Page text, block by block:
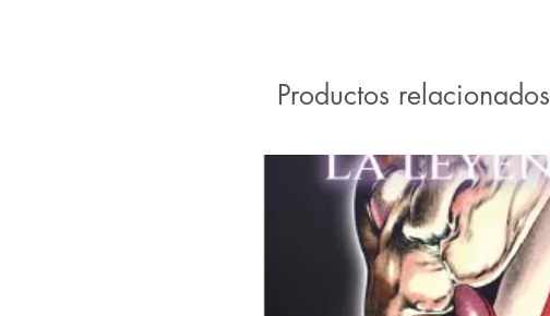
Productos relacionados